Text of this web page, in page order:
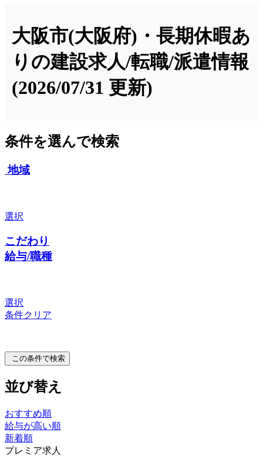
大阪市(大阪府)・長期休暇あ
りの建設求人/転職/派遣情報
(2026/07/31 更新)
条件を選んで検索
地域
選択
こだわり
給与/職種
選択
条件クリア
この条件で検索
並び替え
おすすめ順
給与が高い順
新着順
プレミア求人